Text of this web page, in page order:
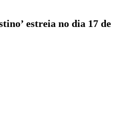
estreia no dia 17 de